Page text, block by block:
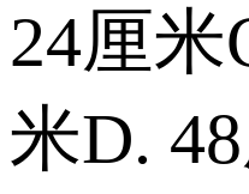
24厘米
米 D.